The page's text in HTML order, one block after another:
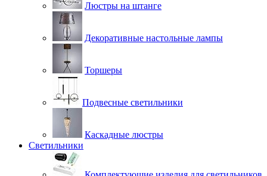
Люстры на штанге
Декоративные настольные лампы
Торшеры
Подвесные светильники
Каскадные люстры
Светильники